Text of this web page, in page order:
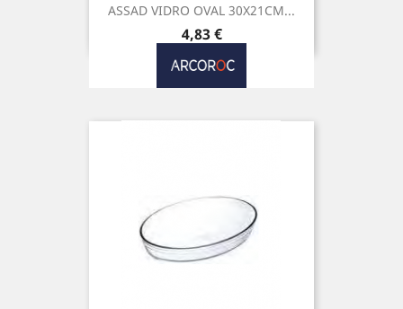
ASSAD VIDRO OVAL 30X21CM...
Preço
4,83 €